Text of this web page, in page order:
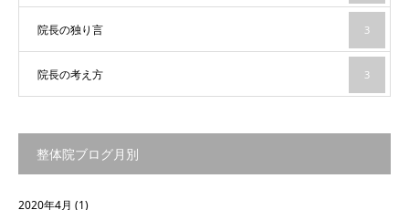
院長の独り言 3
院長の考え方 3
整体院ブログ月別
2020年4月 (1)